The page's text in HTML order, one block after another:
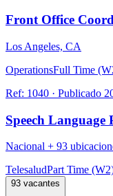
Front Office
Los Angeles, CA
OperationsFull Time
Ref: 1040 · Publicado
Speech Language
Nacional + 93
TelesaludPart Time
93 vacantes